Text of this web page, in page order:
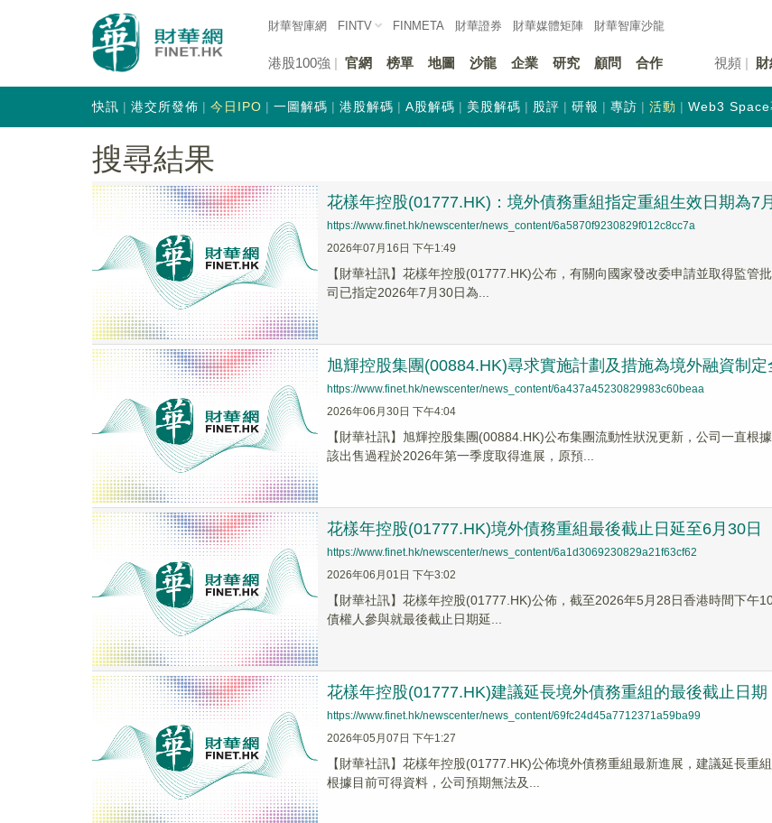
財華智庫網 FINTV FINMETA 財華證券 財華媒體矩陣 財華智庫沙龍
港股100強 官網 榜單 地圖 沙龍 企業 研究 顧問 合作 視頻
快訊 港交所發佈 今日IPO 一圖解碼 港股解碼 A股解碼 美股解碼 股評 研報 專訪 活動 Web3 Space
搜尋結果
花樣年控股(01777.HK)：境外債務重組指定重組生效日期為7
https://www.finet.hk/newscenter/news_content/6a5870f9230829f012c8cc7a
2026年07月16日 下午1:49
【財華社訊】花樣年控股(01777.HK)公布，有關向國家發改委申請並取得監
司已指定2026年7月30日為...
旭輝控股集團(00884.HK)尋求實施計劃及措施為境外融資制
https://www.finet.hk/newscenter/news_content/6a437a45230829983c60beaa
2026年06月30日 下午4:04
【財華社訊】旭輝控股集團(00884.HK)公布集團流動性狀況更新，公司一直根
該出售過程於2026年第一季度取得進展，原預...
花樣年控股(01777.HK)境外債務重組最後截止日延至6月30日
https://www.finet.hk/newscenter/news_content/6a1d3069230829a21f63cf62
2026年06月01日 下午3:02
【財華社訊】花樣年控股(01777.HK)公佈，截至2026年5月28日香港時間下午
債權人參與就最後截止日期延...
花樣年控股(01777.HK)建議延長境外債務重組的最後截止日期
https://www.finet.hk/newscenter/news_content/69fc24d45a7712371a59ba99
2026年05月07日 下午1:27
【財華社訊】花樣年控股(01777.HK)公佈境外債務重組最新進展，建議延長重
根據目前可得資料，公司預期無法及...